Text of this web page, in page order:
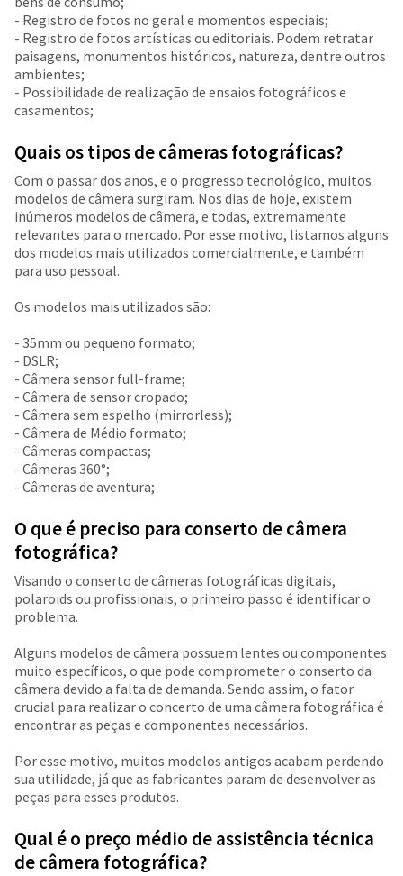
- Registro de fotos no geral e momentos especiais;
- Registro de fotos artísticas ou editoriais. Podem retratar
paisagens, monumentos históricos, natureza, dentre outros
ambientes;
- Possibilidade de realização de ensaios fotográficos e
casamentos;
Quais os tipos de câmeras fotográficas?
Com o passar dos anos, e o progresso tecnológico, muitos
modelos de câmera surgiram. Nos dias de hoje, existem
inúmeros modelos de câmera, e todas, extremamente
relevantes para o mercado. Por esse motivo, listamos alguns
dos modelos mais utilizados comercialmente, e também
para uso pessoal.
Os modelos mais utilizados são:
- 35mm ou pequeno formato;
- DSLR;
- Câmera sensor full-frame;
- Câmera de sensor cropado;
- Câmera sem espelho (mirrorless);
- Câmera de Médio formato;
- Câmeras compactas;
- Câmeras 360°;
- Câmeras de aventura;
O que é preciso para conserto de câmera
fotográfica?
Visando o conserto de câmeras fotográficas digitais,
polaroids ou profissionais, o primeiro passo é identificar o
problema.
Alguns modelos de câmera possuem lentes ou componentes
muito específicos, o que pode comprometer o conserto da
câmera devido a falta de demanda. Sendo assim, o fator
crucial para realizar o concerto de uma câmera fotográfica é
encontrar as peças e componentes necessários.
Por esse motivo, muitos modelos antigos acabam perdendo
sua utilidade, já que as fabricantes param de desenvolver as
peças para esses produtos.
Qual é o preço médio de assistência técnica
de câmera fotográfica?